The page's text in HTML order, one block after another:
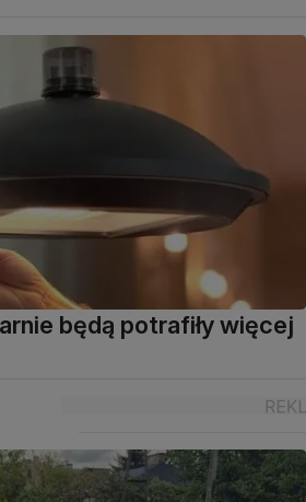
będą potrafiły więcej